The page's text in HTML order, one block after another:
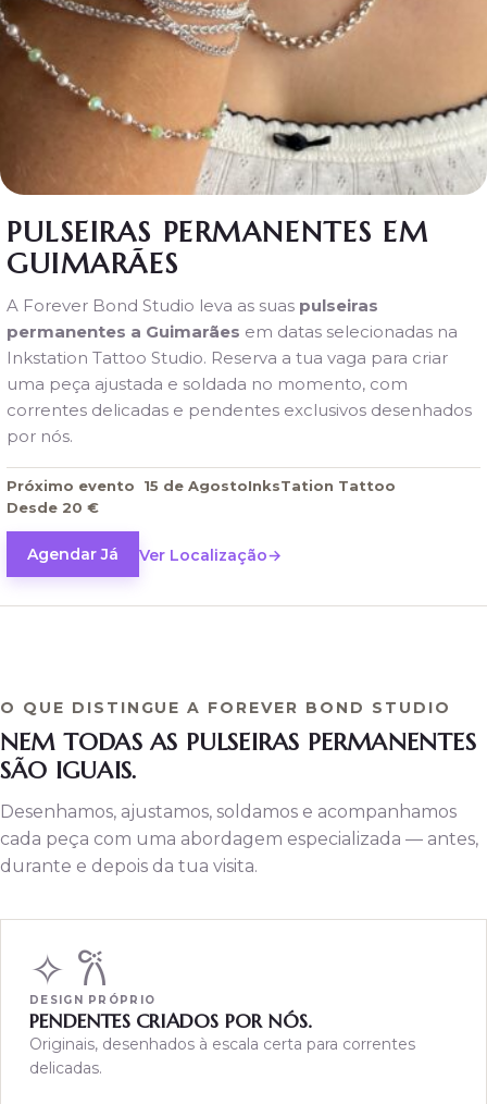
PULSEIRAS
PERMANENTES
PORTUGAL
Guimarães
Braga
OUTRAS
Pulseira
de Pé
Create
Story
Permanentes
Permanentes
Chains
Forever
SOBRE
A
BOND
Sobre
Nós
PULSEIRAS PERMANENTES EM
GUIMARÃES
A Forever Bond Studio leva as suas pulseiras
permanentes a Guimarães em datas selecionadas na
Inkstation Tattoo Studio. Reserva a tua vaga para criar
uma peça ajustada e soldada no momento, com
correntes delicadas e pendentes exclusivos desenhados
por nós.
Próximo evento 15 de AgostoInksTation Tattoo
Desde 20 €
Agendar Já Ver Localização
O QUE DISTINGUE A FOREVER BOND STUDIO
NEM TODAS AS PULSEIRAS PERMANENTES
SÃO IGUAIS.
Desenhamos, ajustamos, soldamos e acompanhamos
cada peça com uma abordagem especializada — antes,
durante e depois da tua visita.
✧ 𐙚
DESIGN PRÓPRIO
PENDENTES CRIADOS POR NÓS.
Originais, desenhados à escala certa para correntes
delicadas.